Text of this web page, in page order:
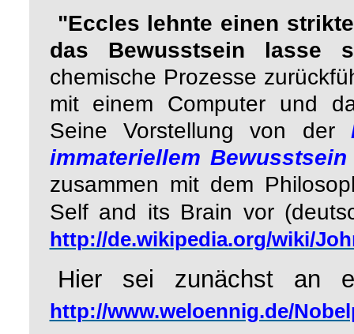
"Eccles lehnte einen
das Bewusstsein
chemische Prozesse
mit einem Computer und
Seine Vorstellung von der
immateriellem
zusammen mit dem
Self and its Brain vor
http://de.wikipedia.org/wiki/
Hier sei zunächst an
http://www.weloennig.de/